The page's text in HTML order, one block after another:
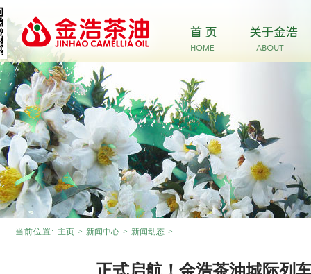
当前位置: 主页 > 新闻中心 > 新闻动态 >
正式启航！金浩茶油城际列